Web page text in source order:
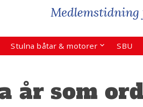
Stulna båtar & motorer SBU
år som